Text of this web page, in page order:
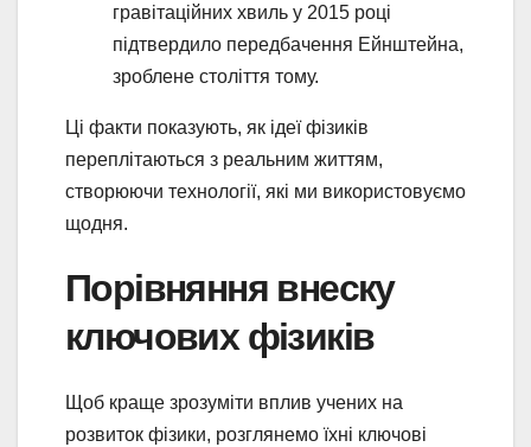
гравітаційних хвиль у 2015 році
підтвердило передбачення Ейнштейна,
зроблене століття тому.
Ці факти показують, як ідеї фізиків
переплітаються з реальним життям,
створюючи технології, які ми використовуємо
щодня.
Порівняння внеску
ключових фізиків
Щоб краще зрозуміти вплив учених на
розвиток фізики, розглянемо їхні ключові